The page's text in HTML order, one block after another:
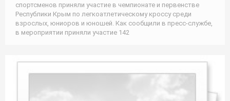
спортсменов приняли участие в чемпионате и первенстве
Республики Крым по легкоатлетическому кроссу среди
взрослых, юниоров и юношей. Как сообщили в пресс-службе,
в мероприятии приняли участие 142